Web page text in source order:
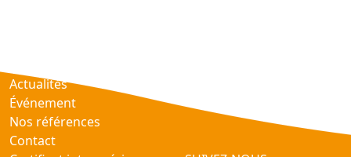
Actualités
Événement
Nos références
Contact